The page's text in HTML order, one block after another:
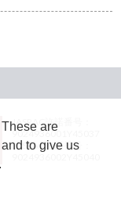
JASRAC許諾番号：
9024936001Y45037
JASRAC許諾番号：
are
to give us